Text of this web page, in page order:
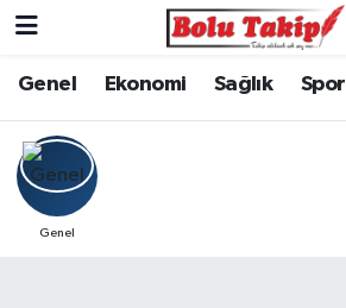
Genel Ekonomi Sağlık Spor
Genel